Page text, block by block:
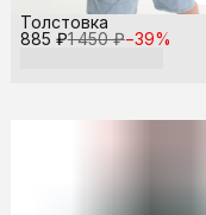
885 ₽1 450 ₽−39%
Толстовка